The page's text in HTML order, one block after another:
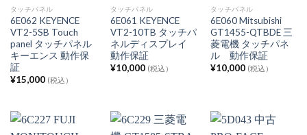
タッチパネル
6E062 KEYENCE
VT2-5SB Touch
panel タッチパネル
キーエンス 動作保
証
¥15,000 (税込）
タッチパネル
6E061 KEYENCE
VT2-10TB タッチパ
ネルディスプレイ
動作保証
¥10,000 (税込）
タッチパネル
6E060 Mitsubishi
GT1455-QTBDE 三
菱電機 タッチパネ
ル 動作保証
¥10,000 (税込）